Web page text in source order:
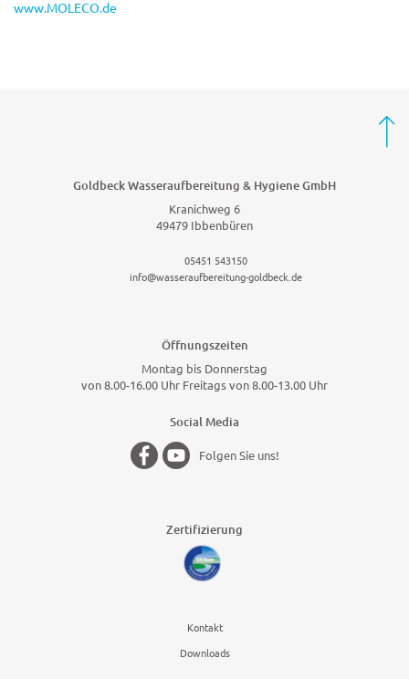
www.MOLECO.de
Goldbeck Wasseraufbereitung & Hygiene GmbH
Kranichweg 6
49479 Ibbenbüren
05451 543150
info@wasseraufbereitung-goldbeck.de
Öffnungszeiten
Montag bis Donnerstag
von 8.00-16.00 Uhr Freitags von 8.00-13.00 Uhr
Social Media
Folgen Sie uns!
Zertifizierung
Kontakt
Downloads